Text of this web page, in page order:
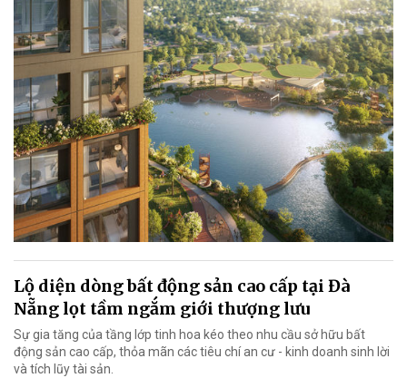
Lộ diện dòng bất động sản cao cấp tại Đà
Nẵng lọt tầm ngắm giới thượng lưu
Sự gia tăng của tầng lớp tinh hoa kéo theo nhu cầu sở hữu bất
động sản cao cấp, thỏa mãn các tiêu chí an cư - kinh doanh sinh lời
và tích lũy tài sản.